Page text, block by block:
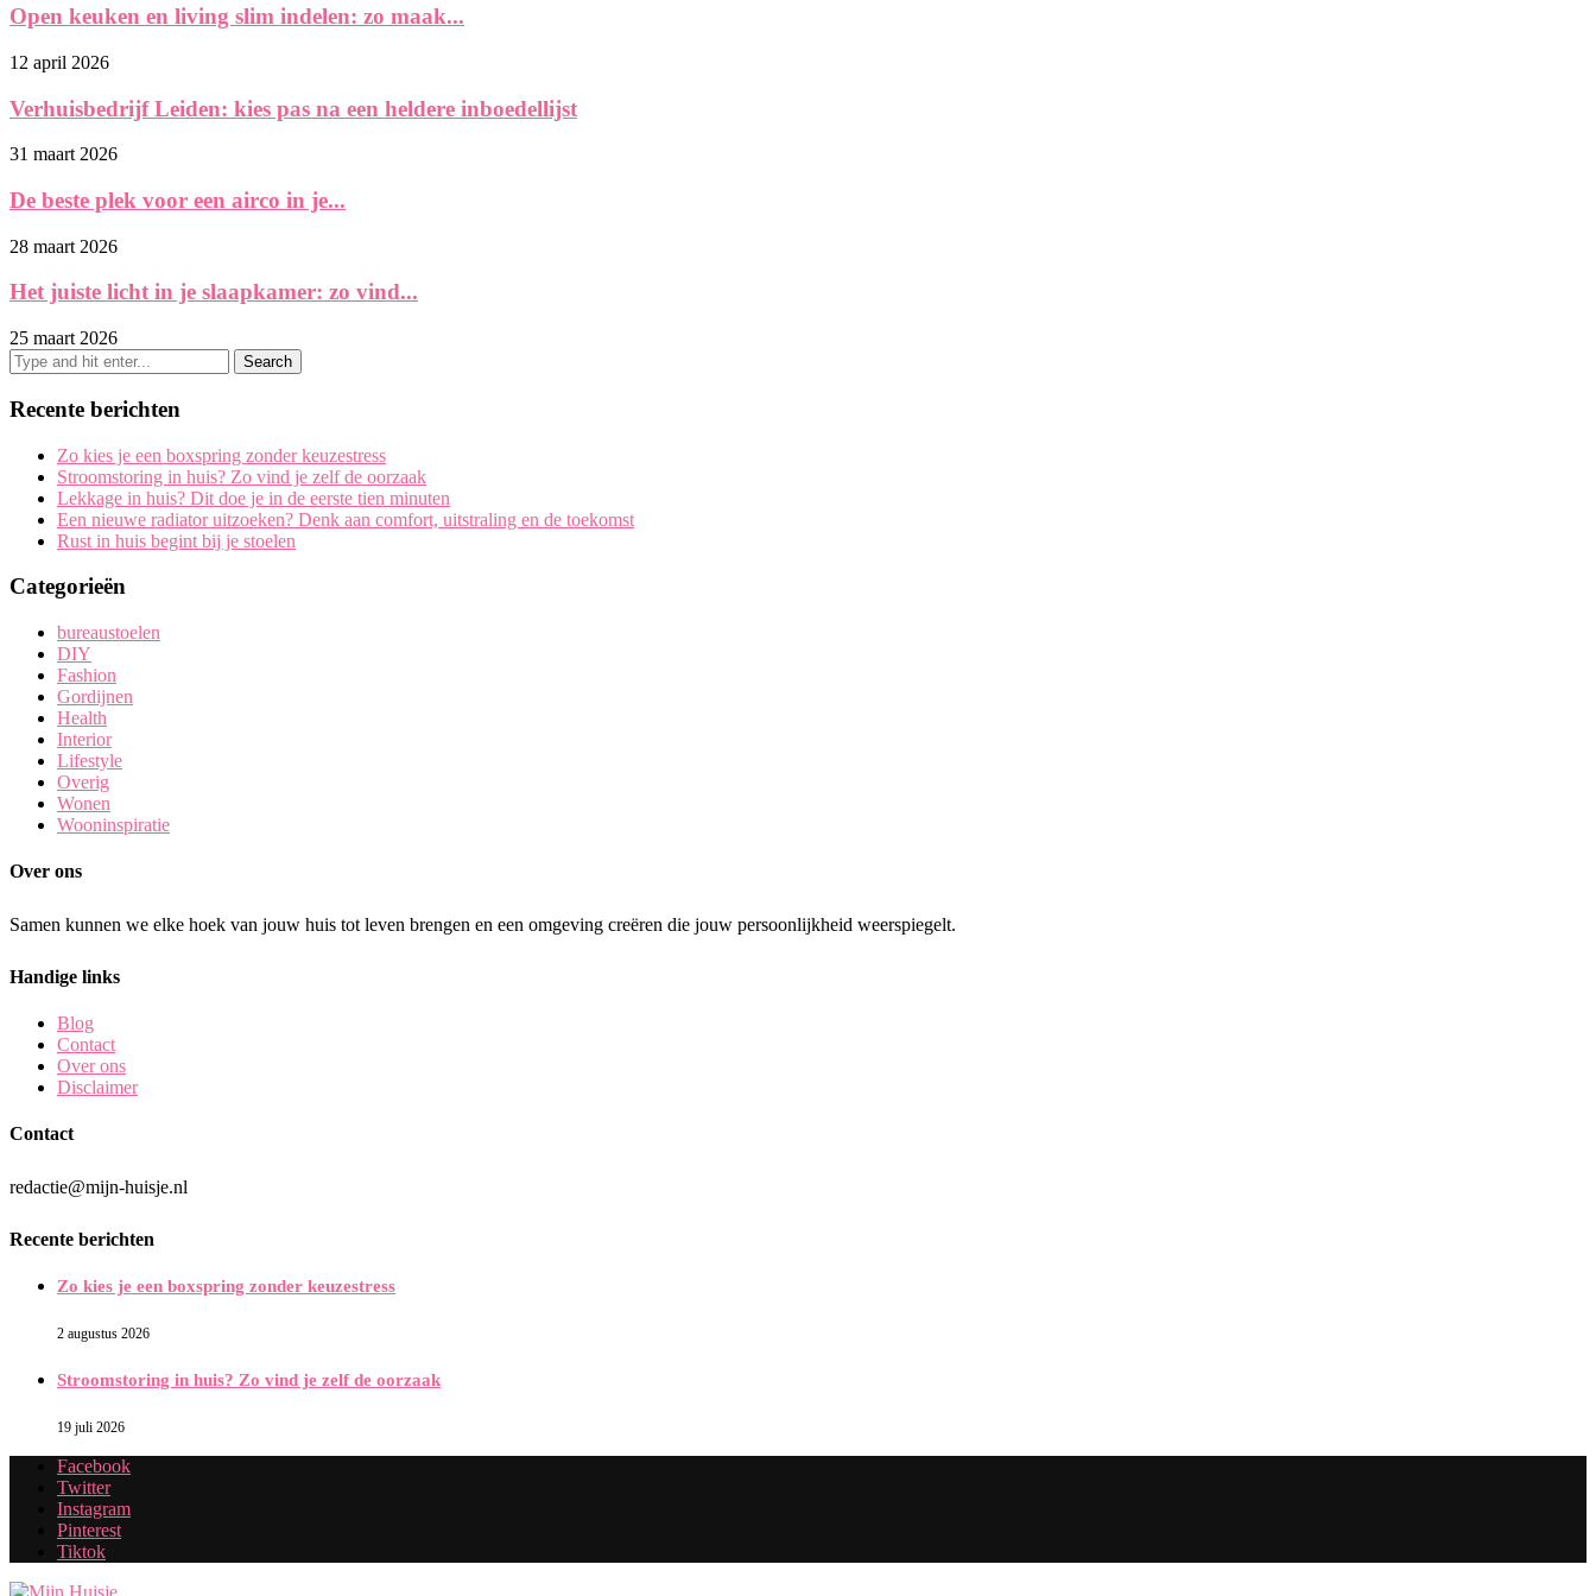
Open keuken en living slim indelen: zo maak...
12 april 2026
Verhuisbedrijf Leiden: kies pas na een heldere inboedellijst
31 maart 2026
De beste plek voor een airco in je...
28 maart 2026
Het juiste licht in je slaapkamer: zo vind...
25 maart 2026
Recente berichten
Zo kies je een boxspring zonder keuzestress
Stroomstoring in huis? Zo vind je zelf de oorzaak
Lekkage in huis? Dit doe je in de eerste tien minuten
Een nieuwe radiator uitzoeken? Denk aan comfort, uitstraling en de toekomst
Rust in huis begint bij je stoelen
Categorieën
bureaustoelen
DIY
Fashion
Gordijnen
Health
Interior
Lifestyle
Overig
Wonen
Wooninspiratie
Over ons
Samen kunnen we elke hoek van jouw huis tot leven brengen en een omgeving creëren die jouw persoonlijkheid weerspiegelt.
Handige links
Blog
Contact
Over ons
Disclaimer
Contact
redactie@mijn-huisje.nl
Recente berichten
Zo kies je een boxspring zonder keuzestress
2 augustus 2026
Stroomstoring in huis? Zo vind je zelf de oorzaak
19 juli 2026
Facebook
Twitter
Instagram
Pinterest
Tiktok